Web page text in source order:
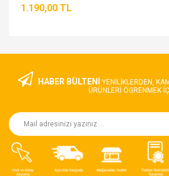
1.190,00 TL
HABER BÜLTENİ YENILIKLERDEN,
ÜRÜNLERI ÖGRENMEK